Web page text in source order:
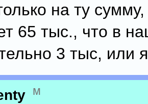
на ту сумму,
65 тыс., что в
3 тыс, или
м